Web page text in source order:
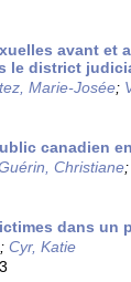
avant et
le district
Marie-Josée;
canadien
Christiane;
dans un
; Cyr, Katie